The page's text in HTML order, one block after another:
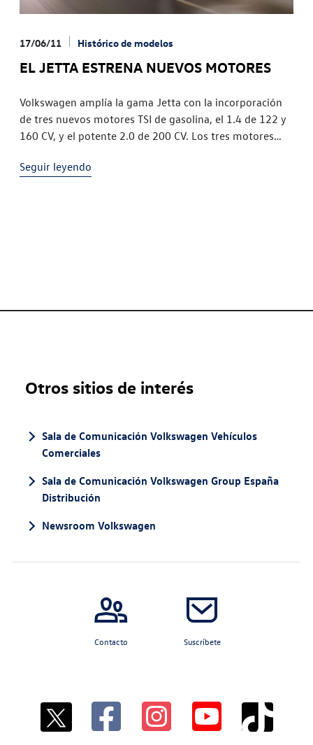
17/06/11 Histórico de modelos
EL JETTA ESTRENA NUEVOS MOTORES
Volkswagen amplía la gama Jetta con la incorporación
de tres nuevos motores TSI de gasolina, el 1.4 de 122 y
160 CV, y el potente 2.0 de 200 CV. Los tres motores
Seguir leyendo
Otros sitios de interés
Sala de Comunicación Volkswagen Vehículos
Comerciales
Sala de Comunicación Volkswagen Group España
Distribución
Newsroom Volkswagen
Contacto Suscríbete